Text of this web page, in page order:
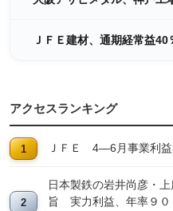
ＪＦＥ建材、通期経常益40
アクセスランキング
ＪＦＥ 4―6月事業利
日本製鉄の岩井尚彦・
旨 実力利益、年率９